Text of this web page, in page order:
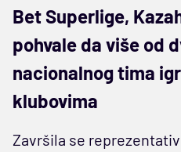
Bet Superlige,
pohvale da više od
nacionalnog tima
klubovima
Završila se